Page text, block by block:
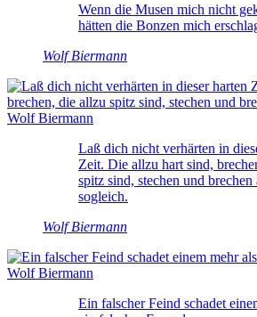
Wenn die Musen mich nicht
hätten die Bonzen mich
Wolf Biermann
Laß dich nicht verhärten in
Zeit. Die allzu hart sind,
spitz sind, stechen und brechen
sogleich.
Wolf Biermann
Ein falscher Feind schadet